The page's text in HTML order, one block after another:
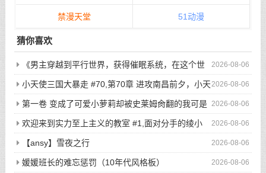
禁漫天堂 51动漫
猜你喜欢
2026-08-06
《男主穿越到平行世界，获得催眠系统，在这个世
界当中，所有人都听从小天的安排...》/哪怕男主在街上闲逛，
选好目标后，直接敲门，开始玩弄户主的老婆与女儿...
2026-08-06
小天使三国大暴走 #70,第70章 进攻南昌前夕，小天
使二次元写真集显魅力
2026-08-06
第一卷 变成了可爱小萝莉却被史莱姆肏翻的我可是
看了亿万本小黄书的老司机啊！ #7,渴望被肏翻的我居然只是个
小萝莉
2026-08-06
欢迎来到实力至上主义的教室 #1,面对分手的绫小
路，轻井泽的最后请求是
2026-08-06
【ansy】雪夜之行
2026-08-06
媛媛班长的难忘惩罚（10年代风格板）